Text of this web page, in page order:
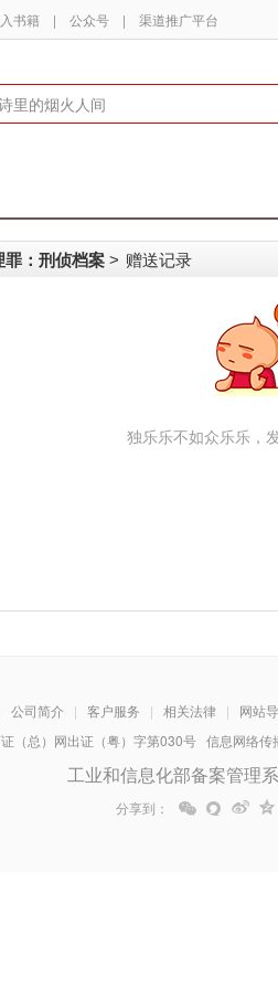
书籍 | 公众号 | 渠道推广平台
罪：刑侦档案 > 赠送记录
独乐乐不如众乐乐，
公司简介 | 客户服务 | 相关法律 | 网站
（总）网出证（粤）字第030号 信息网络
工业和信息化部备案管理
分享到：